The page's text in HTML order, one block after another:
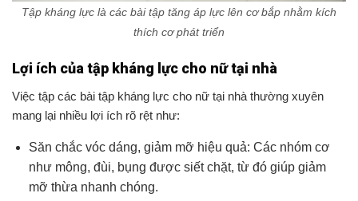
Tập kháng lực là các bài tập tăng áp lực lên cơ bắp nhằm kích
thích cơ phát triển
Lợi ích của tập kháng lực cho nữ tại nhà
Việc tập các bài tập kháng lực cho nữ tại nhà thường xuyên
mang lại nhiều lợi ích rõ rệt như:
Săn chắc vóc dáng, giảm mỡ hiệu quả: Các nhóm cơ
như mông, đùi, bụng được siết chặt, từ đó giúp giảm
mỡ thừa nhanh chóng.